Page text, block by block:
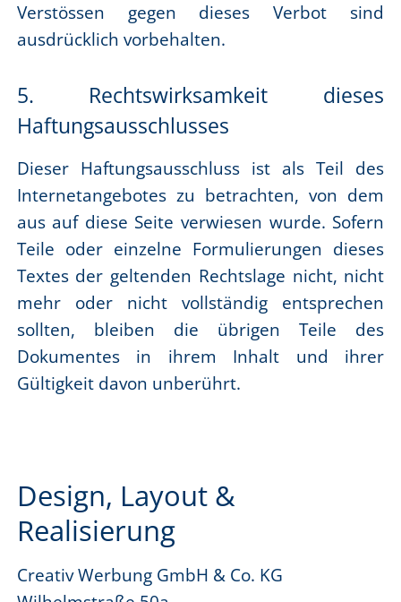
Verstössen gegen dieses Verbot sind
ausdrücklich vorbehalten.
5. Rechtswirksamkeit dieses
Haftungsausschlusses
Dieser Haftungsausschluss ist als Teil des
Internetangebotes zu betrachten, von dem
aus auf diese Seite verwiesen wurde. Sofern
Teile oder einzelne Formulierungen dieses
Textes der geltenden Rechtslage nicht, nicht
mehr oder nicht vollständig entsprechen
sollten, bleiben die übrigen Teile des
Dokumentes in ihrem Inhalt und ihrer
Gültigkeit davon unberührt.
Design, Layout &
Realisierung
Creativ Werbung GmbH & Co. KG